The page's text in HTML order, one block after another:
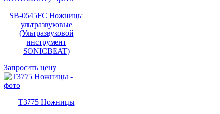
SB-0545FC Ножницы
ультразвуковые
(Ультразвуковой
инструмент
SONICBEAT)
Запросить цену
T3775 Ножницы